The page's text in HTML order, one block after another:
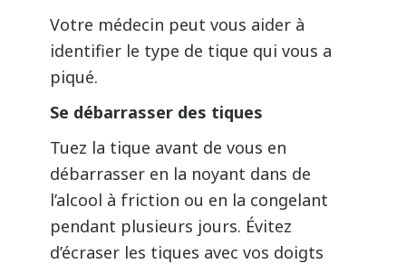
Votre médecin peut vous aider à
identifier le type de tique qui vous a
piqué.
Se débarrasser des tiques
Tuez la tique avant de vous en
débarrasser en la noyant dans de
l’alcool à friction ou en la congelant
pendant plusieurs jours. Évitez
d’écraser les tiques avec vos doigts